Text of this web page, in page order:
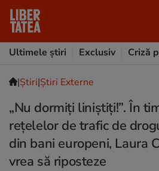
Ultimele știri
Exclusiv Criză
|Ştiri|Știri Externe
„Nu dormiți liniștiți!”. În
rețelelor de trafic de
din bani europeni, Laura
vrea să riposteze